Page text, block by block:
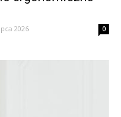
2026 0